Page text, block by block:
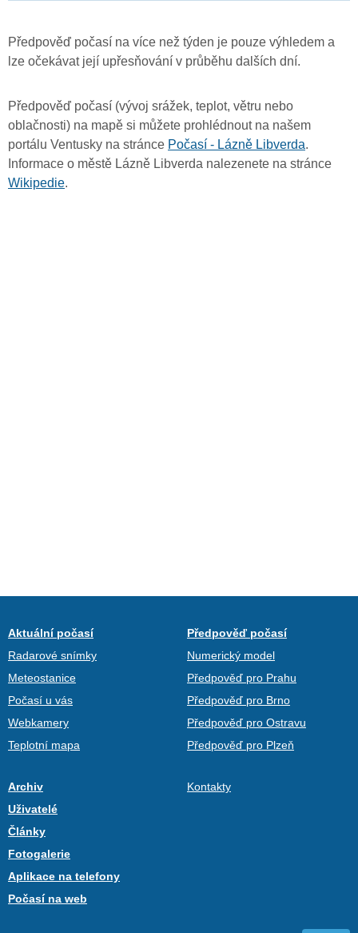
Předpověď počasí na více než týden je pouze výhledem a
lze očekávat její upřesňování v průběhu dalších dní.
Předpověď počasí (vývoj srážek, teplot, větru nebo
oblačnosti) na mapě si můžete prohlédnout na našem
portálu Ventusky na stránce Počasí - Lázně Libverda.
Informace o městě Lázně Libverda nalezenete na stránce
Wikipedie.
Aktuální počasí
Radarové snímky
Meteostanice
Počasí u vás
Webkamery
Teplotní mapa
Předpověď počasí
Numerický model
Předpověď pro Prahu
Předpověď pro Brno
Předpověď pro Ostravu
Předpověď pro Plzeň
Archiv
Uživatelé
Články
Fotogalerie
Aplikace na telefony
Počasí na web
Kontakty